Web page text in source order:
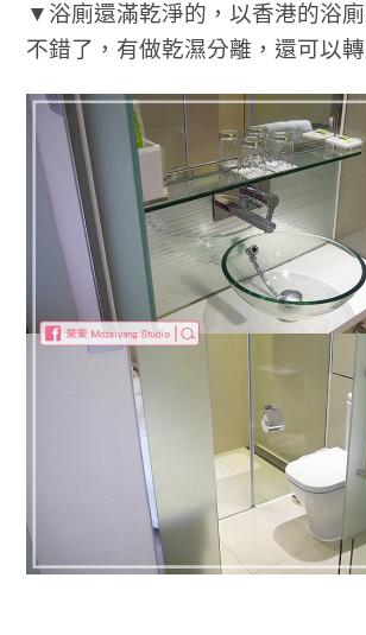
▼浴廁還滿乾淨的，以香港的浴
不錯了，有做乾濕分離，還可以轉